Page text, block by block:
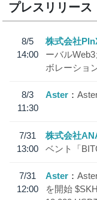
プレスリリース
8/5
14:00
株式会社
ーバル
ボレーショ
8/3
11:30
Aster
7/31
13:00
株式会社
ベント「
7/31
12:00
Aster
を開始